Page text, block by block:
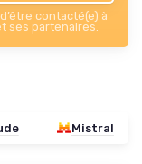
contacté(e) à
ses partenaires.
Mistral